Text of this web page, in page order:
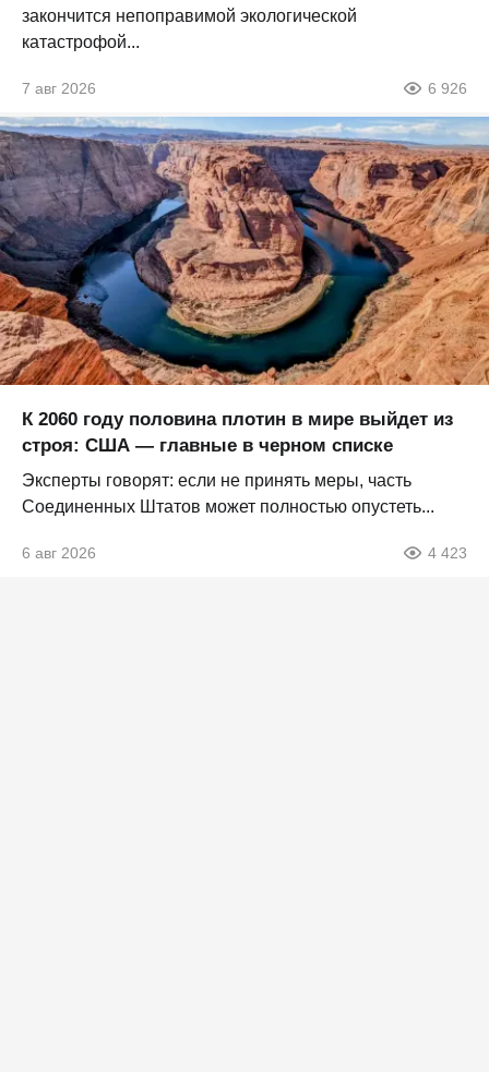
закончится непоправимой экологической
катастрофой...
7 авг 2026 6 926
К 2060 году половина плотин в мире выйдет из
строя: США — главные в черном списке
Эксперты говорят: если не принять меры, часть
Соединенных Штатов может полностью опустеть...
6 авг 2026 4 423